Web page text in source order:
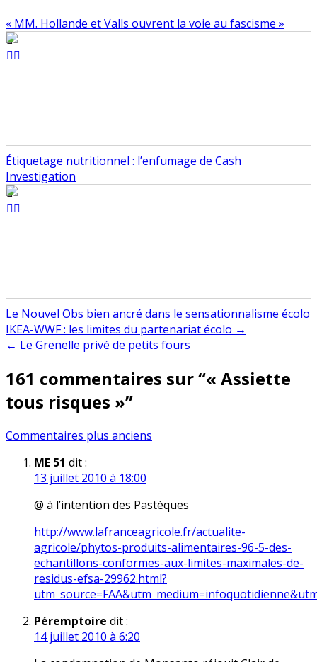
« MM. Hollande et Valls ouvrent la voie au fascisme »
Étiquetage nutritionnel : l’enfumage de Cash
Investigation
Le Nouvel Obs bien ancré dans le sensationnalisme écolo
Navigation
de
l’article
IKEA-WWF : les limites du partenariat écolo →
← Le Grenelle privé de petits fours
161 commentaires sur “« Assiette
tous risques »”
Navigation
dans
commentaires
Commentaires plus anciens
ME 51 dit :
13 juillet 2010 à 18:00
@ à l’intention des Pastèques
http://www.lafranceagricole.fr/actualite-
agricole/phytos-produits-alimentaires-96-5-des-
echantillons-conformes-aux-limites-maximales-de-
residus-efsa-29962.html?
Péremptoire dit :
14 juillet 2010 à 6:20